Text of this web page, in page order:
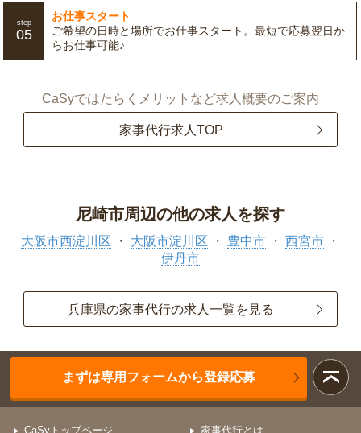
step
05
お仕事スタート
ご希望の日時と場所でお仕事スタート。最短で応募翌日か
らお仕事可能♪
CaSyではたらくメリットなど求人概要のご案内
家事代行求人TOP
尼崎市周辺の他の求人を探す
大阪市西淀川区 大阪市淀川区 豊中市
西宮市
伊丹市
兵庫県の家事代行の求人一覧を見る
まずは専用フォームから登録応募
CaSyトップページ 家事代行とは